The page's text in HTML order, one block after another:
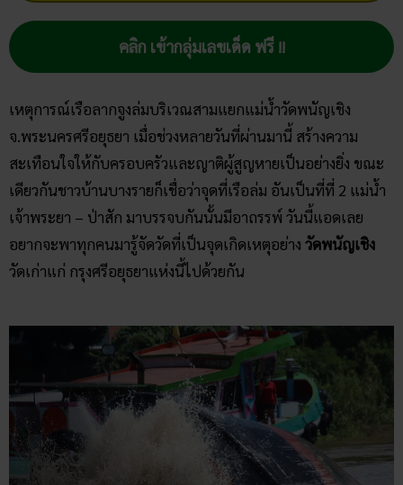
คลิก เข้ากลุ่มเลขเด็ด ฟรี !!
เหตุการณ์เรือลากจูงล่มบริเวณสามแยกแม่น้ำวัดพนัญเชิง
จ.พระนครศรีอยุธยา เมื่อช่วงหลายวันที่ผ่านมานี้ สร้างความ
สะเทือนใจให้กับครอบครัวและญาติผู้สูญหายเป็นอย่างยิ่ง ขณะ
เดียวกันชาวบ้านบางรายก็เชื่อว่าจุดที่เรือล่ม อันเป็นที่ที่ 2 แม่น้ำ
เจ้าพระยา – ป่าสัก มาบรรจบกันนั้นมีอาถรรพ์ วันนี้แอดเลย
อยากจะพาทุกคนมารู้จัดวัดที่เป็นจุดเกิดเหตุอย่าง วัดพนัญเชิง
วัดเก่าแก่ กรุงศรีอยุธยาแห่งนี้ไปด้วยกัน